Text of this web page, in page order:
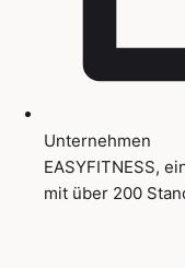
Unternehmen
EASYFITNESS,
mit über 200